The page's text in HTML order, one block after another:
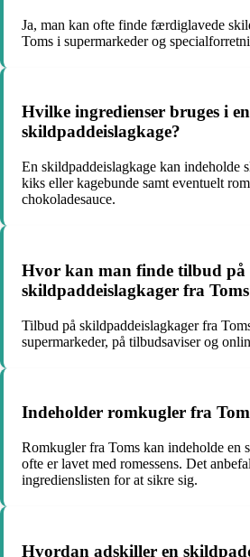
Ja, man kan ofte finde færdiglavede
Toms i supermarkeder og
Hvilke ingredienser bruges i en
skildpaddeislagkage?
En skildpaddeislagkage kan indeholde
kiks eller kagebunde samt eventuelt
chokoladesauce.
Hvor kan man finde tilbud på
skildpaddeislagkager fra
Tilbud på skildpaddeislagkager fra
supermarkeder, på tilbudsaviser og
Indeholder romkugler fra
Romkugler fra Toms kan indeholde en
ofte er lavet med romessens. Det
ingredienslisten for at sikre sig.
Hvordan adskiller en